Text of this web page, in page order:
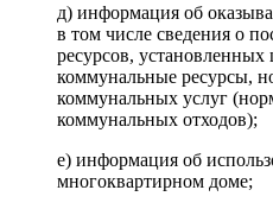
д) информация об
в том числе сведения о
ресурсов, установленных
коммунальные ресурсы,
коммунальных услуг
коммунальных отходов);
е) информация об
многоквартирном доме;